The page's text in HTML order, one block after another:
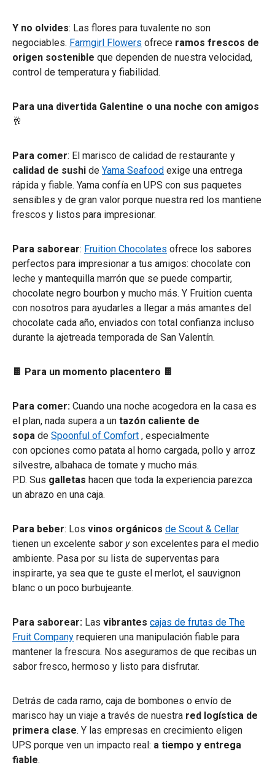
Y no olvides: Las flores para tuvalente no son
negociables. Farmgirl Flowers ofrece ramos frescos de
origen sostenible que dependen de nuestra velocidad,
control de temperatura y fiabilidad.
Para una divertida Galentine o una noche con amigos
🥂
Para comer: El marisco de calidad de restaurante y
calidad de sushi de Yama Seafood exige una entrega
rápida y fiable. Yama confía en UPS con sus paquetes
sensibles y de gran valor porque nuestra red los mantiene
frescos y listos para impresionar.
Para saborear: Fruition Chocolates ofrece los sabores
perfectos para impresionar a tus amigos: chocolate con
leche y mantequilla marrón que se puede compartir,
chocolate negro bourbon y mucho más. Y Fruition cuenta
con nosotros para ayudarles a llegar a más amantes del
chocolate cada año, enviados con total confianza incluso
durante la ajetreada temporada de San Valentín.
🍫 Para un momento placentero 🍫
Para comer: Cuando una noche acogedora en la casa es
el plan, nada supera a un tazón caliente de
sopa de Spoonful of Comfort , especialmente
con opciones como patata al horno cargada, pollo y arroz
silvestre, albahaca de tomate y mucho más.
P.D. Sus galletas hacen que toda la experiencia parezca
un abrazo en una caja.
Para beber: Los vinos orgánicos de Scout & Cellar
tienen un excelente sabor yson excelentes para el medio
ambiente. Pasa por su lista de superventas para
inspirarte, ya sea que te guste el merlot, el sauvignon
blanc o un poco burbujeante.
Para saborear: Las vibrantes cajas de frutas de The
Fruit Company requieren una manipulación fiable para
mantener la frescura. Nos aseguramos de que recibas un
sabor fresco, hermoso y listo para disfrutar.
Detrás de cada ramo, caja de bombones o envío de
marisco hay un viaje a través de nuestra red logística de
primera clase. Y las empresas en crecimiento eligen
UPS porque ven un impacto real: a tiempo y entrega
fiable.